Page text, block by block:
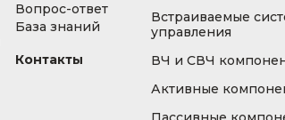
Вопрос-ответ
База знаний
Контакты
Встраиваемые
управления
ВЧ и СВЧ
Активные